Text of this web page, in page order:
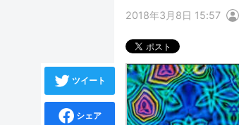
2018年3月8日 15:57
ツイート
シェア